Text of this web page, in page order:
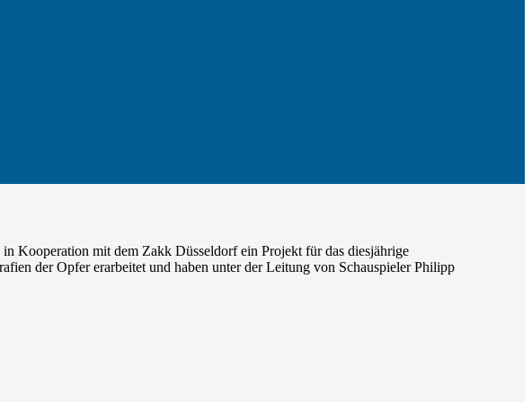
Kooperation mit dem Zakk Düsseldorf ein Projekt für das diesjährige
der Opfer erarbeitet und haben unter der Leitung von Schauspieler Philipp